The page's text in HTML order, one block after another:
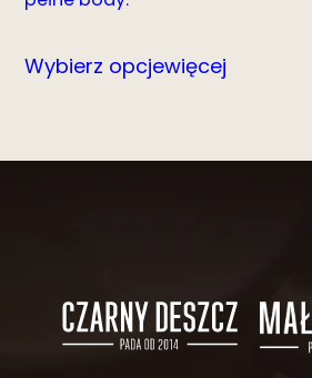
Wybierz opcjewięcej